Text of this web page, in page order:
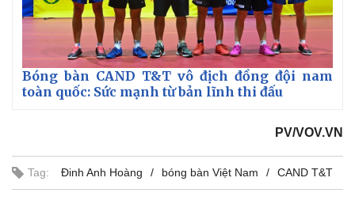
Bóng bàn CAND T&T vô địch đồng đội nam
toàn quốc: Sức mạnh từ bản lĩnh thi đấu
PV/VOV.VN
Tag: Đinh Anh Hoàng bóng bàn Việt Nam CAND T&T